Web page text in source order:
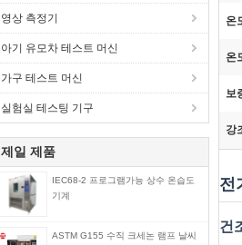
영상 측정기
아기 유모차 테스트 머신
가구 테스트 머신
실험실 테스팅 기구
제일 제품
IEC68-2 프로그램가능 상수 온습도
기계
ASTM G155 수직 크세논 램프 날씨
온
온
보
강
전
건